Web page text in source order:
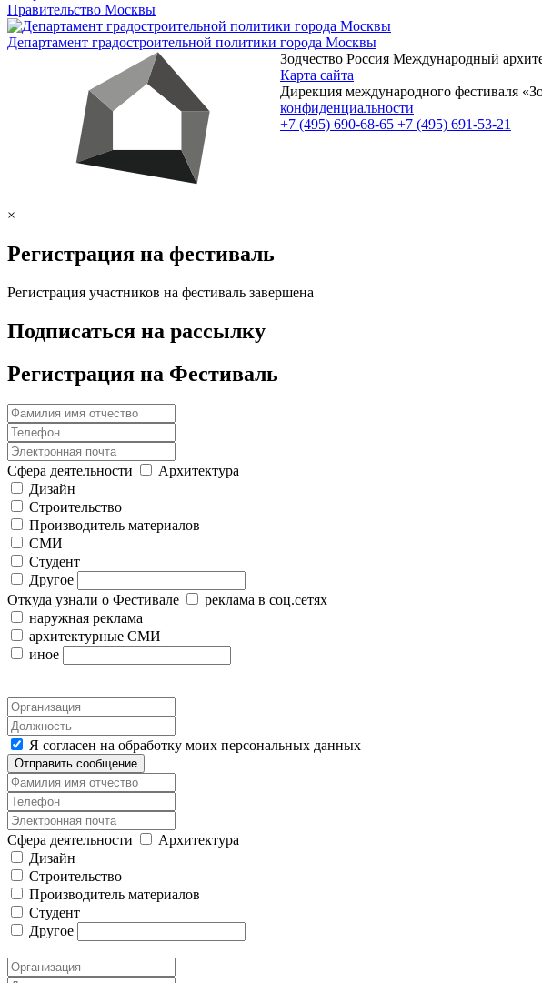
Правительство Москвы
Департамент градостроительной политики города Москвы
Зодчество Россия Международный
Карта сайта
Дирекция международного фестиваля
конфиденциальности
+7 (495) 690-68-65 +7 (495) 691-53-21
×
Регистрация на фестиваль
Регистрация участников на фестиваль завершена
Подписаться на рассылку
Регистрация на Фестиваль
Сфера деятельности
Архитектура
Дизайн
Строительство
Производитель материалов
СМИ
Студент
Другое
Откуда узнали о Фестивале
реклама в соц.сетях
наружная реклама
архитектурные СМИ
иное
Я согласен на обработку моих персональных данных
Отправить сообщение
Сфера деятельности
Архитектура
Дизайн
Строительство
Производитель материалов
Студент
Другое